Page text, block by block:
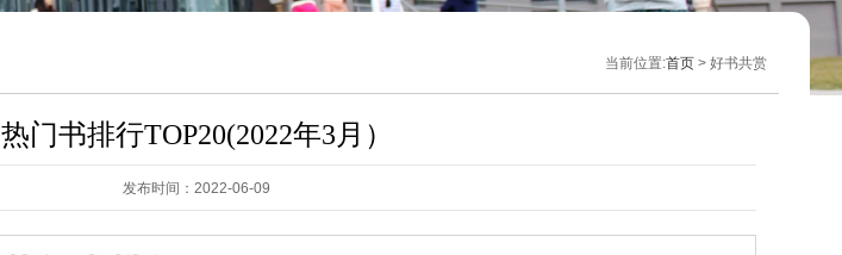
当前位置:首页 > 好书共赏
热门书排行TOP20(2022年3月）
发布时间：2022-06-09